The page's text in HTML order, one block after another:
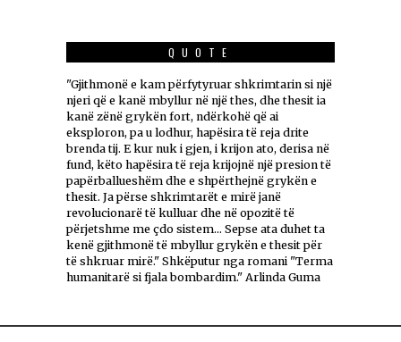
QUOTE
"Gjithmonë e kam përfytyruar shkrimtarin si një
njeri që e kanë mbyllur në një thes, dhe thesit ia
kanë zënë grykën fort, ndërkohë që ai
eksploron, pa u lodhur, hapësira të reja drite
brenda tij. E kur nuk i gjen, i krijon ato, derisa në
fund, këto hapësira të reja krijojnë një presion të
papërballueshëm dhe e shpërthejnë grykën e
thesit. Ja përse shkrimtarët e mirë janë
revolucionarë të kulluar dhe në opozitë të
përjetshme me çdo sistem... Sepse ata duhet ta
kenë gjithmonë të mbyllur grykën e thesit për
të shkruar mirë." Shkëputur nga romani "Terma
humanitarë si fjala bombardim." Arlinda Guma